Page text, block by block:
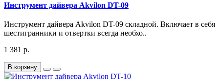
Инструмент дайвера Akvilon DT-09
Инструмент дайвера Akvilon DT-09 складной. Включает в себя
шестигранники и отвертки всегда необхо..
1 381 р.
В корзину